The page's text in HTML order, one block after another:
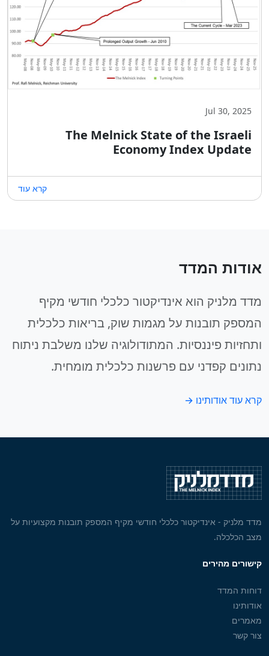
Jul 30, 2025
The Melnick State of the Israeli
Economy Index Update
קרא עוד
אודות המדד
מדד מלניק הוא אינדיקטור כלכלי חודשי מקיף
המספק תובנות על מגמות שוק, בריאות כלכלית
ותחזיות פיננסיות. המתודולוגיה שלנו משלבת ניתוח
נתונים קפדני עם פרשנות כלכלית מומחית.
קרא עוד אודותינו →
מדד מלניק - אינדיקטור כלכלי חודשי מקיף המספק תובנות מקצועיות על
מצב הכלכלה.
קישורים מהירים
דוחות המדד
אודותינו
מאמרים
צור קשר